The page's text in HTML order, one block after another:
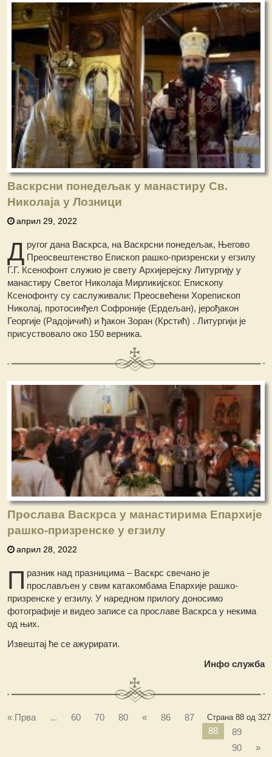
Васкрсни понедељак у манастиру Св.
Николаја у Лозници
април 29, 2022
Д ругог дана Васкрса, на Васкрсни понедељак, Његово
Преосвештенство Епископ рашко-призренски у егзилу
Г.Г. Ксенофонт служио је свету Архијерејску Литургију у
манастиру Светог Николаја Мирликијског. Епископу
Ксенофонту су саслуживали: Преосвећени Хорепископ
Николај, протосинђел Софроније (Ердељан), јерођакон
Георгијe (Радојичић) и ђакон Зоран (Крстић) . Литургији је
присуствовало око 150 верника.
Прослава Васкрса у манастирима Епархије
рашко-призренске у егзилу
април 28, 2022
П разник над празницима – Васкрс свечано је
прослављен у свим катакомбама Епархије рашко-
призренске у егзилу. У наредном прилогу доносимо
фотографије и видео записе са прославе Васкрса у некима
од њих.
Извештај ће се ажурирати.
Инфо служба
Страна 88 од 327
« Прва ... 60 70 80 « 86
87
88
89
90
»